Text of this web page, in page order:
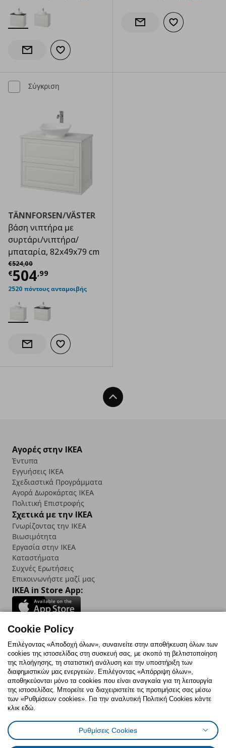
Ενημέρωση διαθεσιμότητας
Προσθήκη στα αγαπημένα
Ενημέρωση διαθεσιμότητας
Προσθήκη στα
Σύγκριση
TÄNNFORSEN/VÄSTER
βάση νιπτήρα με
συρτάρι/νιπτήρα/
μπαταρία, 82x49x79 cm
€524,00
Αρχική τιμή
€504,99
Τρέχουσα τιμή
2520 πόντους ανταμοιβής
Ενημέρωση διαθεσιμότητας
Προσθήκη στα αγαπημένα
Back To Top
Αγορές στην IKEA
Έντυπα
Εγγυήσεις IKEA
Σχεδιαστικά Προγράμματα
Αγορά Δωρoκάρτας IKEA
Πολιτική Επιστροφής
Σχετικά με την IKEA
Γνωρίζοντας την IKEA
Βιωσιμότητα
Εργασία στην IKEA
Καταστήματα
Συχνές Ερωτήσεις
Επικοινωνήστε μαζί μας
IKEA in Store App:
Follow us:
FacebookInstagram
TikTokYoutubePinterestTwitter
Πολιτική CookiesΔήλωση ψηφιακής προσβασιμότητας
Ρυθμίσεις cookiesΌροι Χρήσης
Γενική Πολιτική Προσωπικών Δεδομένων
Cookie Policy
Επιλέγοντας «Αποδοχή όλων», συναινείτε στην αποθήκευση όλων των
cookies της ιστοσελίδας στη συσκευή σας, με σκοπό τη βελτιστοποίηση
της πλοήγησης, τη στατιστική ανάλυση και την υποστήριξη των
διαφημιστικών μας ενεργειών. Επιλέγοντας «Απόρριψη όλων»,
αποθηκεύονται μόνο τα cookies που είναι αναγκαία για τη λειτουργία
της ιστοσελίδας. Μπορείτε να διαχειριστείτε τις προτιμήσεις σας μέσω
των «Ρυθμίσεων cookies». Για την αναλυτική Πολιτική Cookies κάντε
κλικ εδώ.
Ρυθμίσεις Cookies